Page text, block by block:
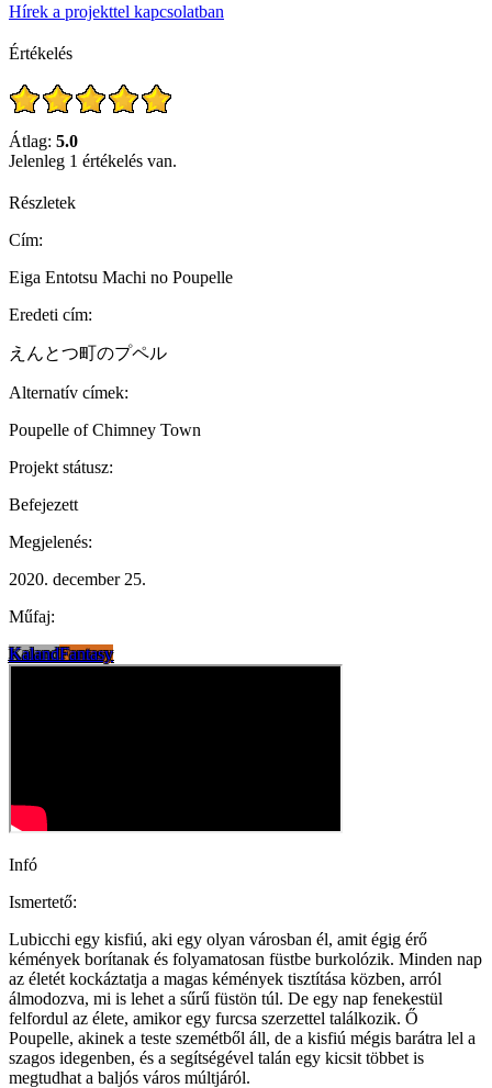
Hírek a projekttel kapcsolatban
Értékelés
Átlag: 5.0
Jelenleg 1 értékelés van.
Részletek
Cím:
Eiga Entotsu Machi no Poupelle
Eredeti cím:
えんとつ町のプペル
Alternatív címek:
Poupelle of Chimney Town
Projekt státusz:
Befejezett
Megjelenés:
2020. december 25.
Műfaj:
KalandFantasy
Infó
Ismertető:
Lubicchi egy kisfiú, aki egy olyan városban él, amit égig érő
kémények borítanak és folyamatosan füstbe burkolózik. Minden nap
az életét kockáztatja a magas kémények tisztítása közben, arról
álmodozva, mi is lehet a sűrű füstön túl. De egy nap fenekestül
felfordul az élete, amikor egy furcsa szerzettel találkozik. Ő
Poupelle, akinek a teste szemétből áll, de a kisfiú mégis barátra lel a
szagos idegenben, és a segítségével talán egy kicsit többet is
megtudhat a baljós város múltjáról.